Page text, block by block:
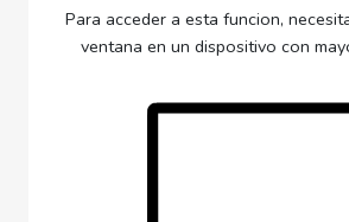
Para acceder a esta funcion,
ventana en un dispositivo con